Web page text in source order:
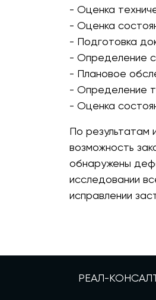
- Оценка
- Оценка
- Подготовка
- Определение
- Плановое
- Определение
- Оценка
По результатам
возможность
обнаружены
исследовании
исправлении
РЕАЛ-